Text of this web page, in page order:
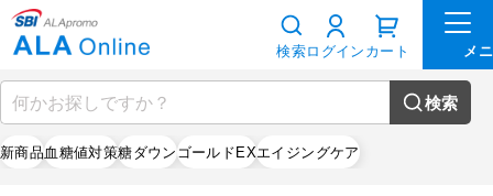
検索
新商品血糖値対策糖ダウンゴールドEXエイジングケア
検索ログイン カート